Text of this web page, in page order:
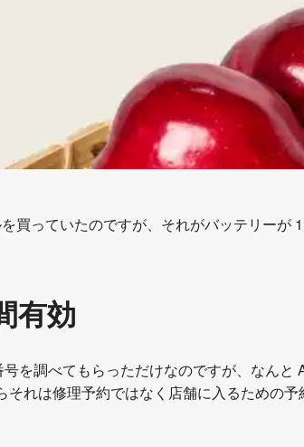
買っていたのですが、それがバッテリーが
有効
を調べてもらっただけなのですが、なんと
れは修理予約ではなく店舗に入るための